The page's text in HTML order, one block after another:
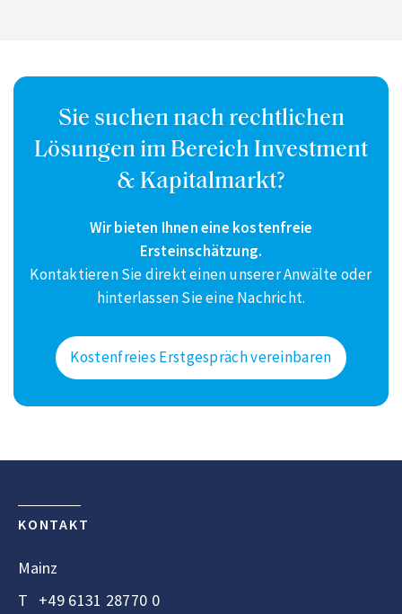
Sie suchen nach rechtlichen
Lösungen im Bereich Investment
& Kapitalmarkt?
Wir bieten Ihnen eine kostenfreie
Ersteinschätzung.
Kontaktieren Sie direkt einen unserer Anwälte oder
hinterlassen Sie eine Nachricht.
Kostenfreies Erstgespräch vereinbaren
KONTAKT
Mainz
T +49 6131 28770 0